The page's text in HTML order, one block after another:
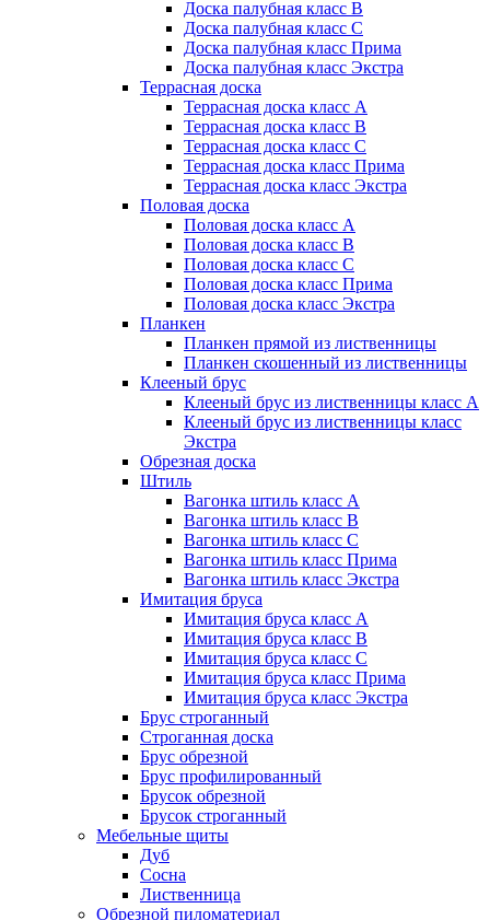
Доска палубная класс B
Доска палубная класс C
Доска палубная класс Прима
Доска палубная класс Экстра
Террасная доска
Террасная доска класс А
Террасная доска класс B
Террасная доска класс C
Террасная доска класс Прима
Террасная доска класс Экстра
Половая доска
Половая доска класс А
Половая доска класс B
Половая доска класс C
Половая доска класс Прима
Половая доска класс Экстра
Планкен
Планкен прямой из лиственницы
Планкен скошенный из лиственницы
Клееный брус
Клееный брус из лиственницы класс А
Клееный брус из лиственницы класс
Экстра
Обрезная доска
Штиль
Вагонка штиль класс А
Вагонка штиль класс B
Вагонка штиль класс C
Вагонка штиль класс Прима
Вагонка штиль класс Экстра
Имитация бруса
Имитация бруса класс А
Имитация бруса класс B
Имитация бруса класс C
Имитация бруса класс Прима
Имитация бруса класс Экстра
Брус строганный
Строганная доска
Брус обрезной
Брус профилированный
Брусок обрезной
Брусок строганный
Мебельные щиты
Дуб
Сосна
Лиственница
Обрезной пиломатериал